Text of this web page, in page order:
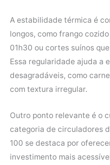
A estabilidade térmica é
longos, como frango
01h30 ou cortes suínos
Essa regularidade ajuda a
desagradáveis, como
com textura irregular.
Outro ponto relevante é o
categoria de circuladores
100 se destaca por
investimento mais